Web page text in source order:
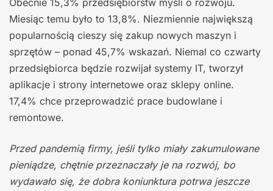
Obecnie 15,3% przedsiębiorstw myśli o rozwoju.
Miesiąc temu było to 13,8%. Niezmiennie największą
popularnością cieszy się zakup nowych maszyn i
sprzętów – ponad 45,7% wskazań. Niemal co czwarty
przedsiębiorca będzie rozwijał systemy IT, tworzył
aplikacje i strony internetowe oraz sklepy online.
17,4% chce przeprowadzić prace budowlane i
remontowe.
Przed pandemią firmy, jeśli tylko miały zakumulowane
pieniądze, chętnie przeznaczały je na rozwój, bo
wydawało się, że dobra koniunktura potrwa jeszcze